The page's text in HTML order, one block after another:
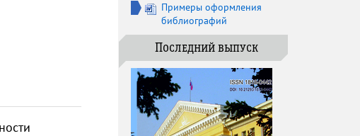
Примеры оформления
библиографий
Последний выпуск